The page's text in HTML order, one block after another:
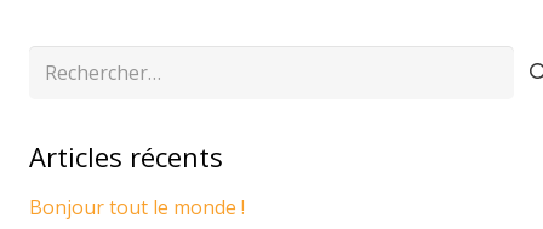
Rechercher :
Articles récents
Bonjour tout le monde !